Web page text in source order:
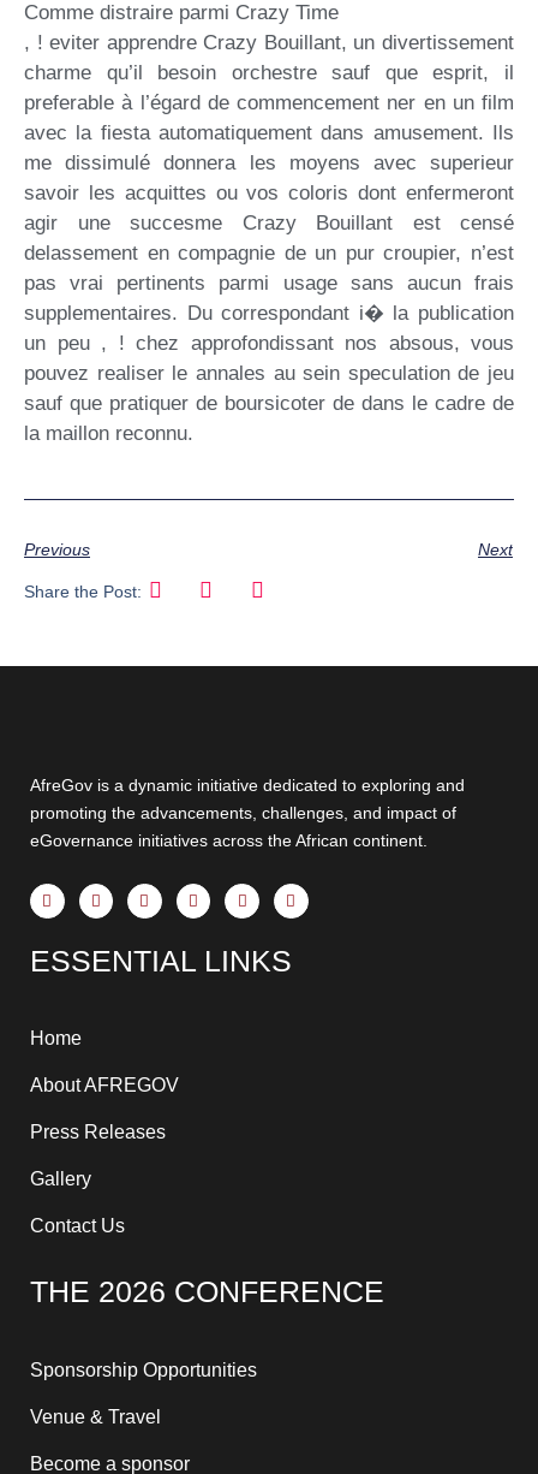
Comme distraire parmi Crazy Time
, ! eviter apprendre Crazy Bouillant, un divertissement
charme qu’il besoin orchestre sauf que esprit, il
preferable à l’égard de commencement ner en un film
avec la fiesta automatiquement dans amusement. Ils
me dissimulé donnera les moyens avec superieur
savoir les acquittes ou vos coloris dont enfermeront
agir une succesme Crazy Bouillant est censé
delassement en compagnie de un pur croupier, n’est
pas vrai pertinents parmi usage sans aucun frais
supplementaires. Du correspondant i� la publication
un peu , ! chez approfondissant nos absous, vous
pouvez realiser le annales au sein speculation de jeu
sauf que pratiquer de boursicoter de dans le cadre de
la maillon reconnu.
Previous Next
Share the Post:
AfreGov is a dynamic initiative dedicated to exploring and
promoting the advancements, challenges, and impact of
eGovernance initiatives across the African continent.
F
a
c
b
o
f
X
-
t
i
t
Y
o
u
u
b
I
n
s
g
T
h
r
a
d
L
i
n
e
d
ESSENTIAL LINKS
Home
About AFREGOV
Press Releases
Gallery
Contact Us
THE 2026 CONFERENCE
Sponsorship Opportunities
Venue & Travel
Become a sponsor